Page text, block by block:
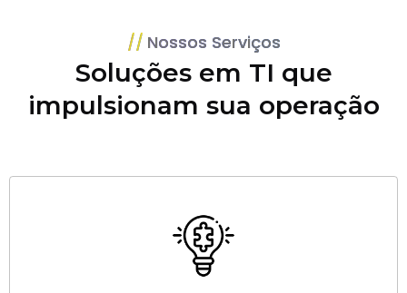
Nossos Serviços
Soluções em TI que
impulsionam sua operação